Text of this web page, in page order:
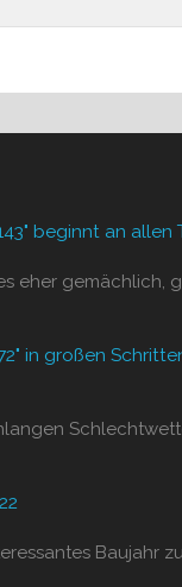
beginnt an
eher gemächlich,
in großen
Baujahr